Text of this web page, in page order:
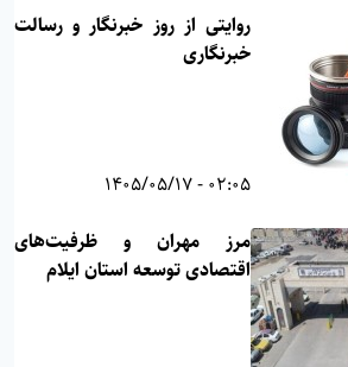
روایتی از روز خبرنگار و رسالت
خبرنگاری
02:05 - 1405/05/17
مرز مهران و ظرفیت‌های
اقتصادی توسعه استان ایلام